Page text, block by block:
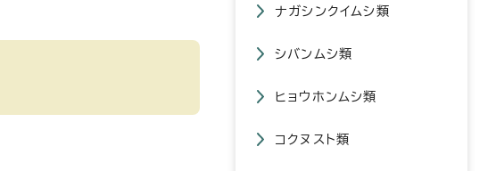
ナガシンクイムシ類
シバンムシ類
ヒョウホンムシ類
コクヌスト類